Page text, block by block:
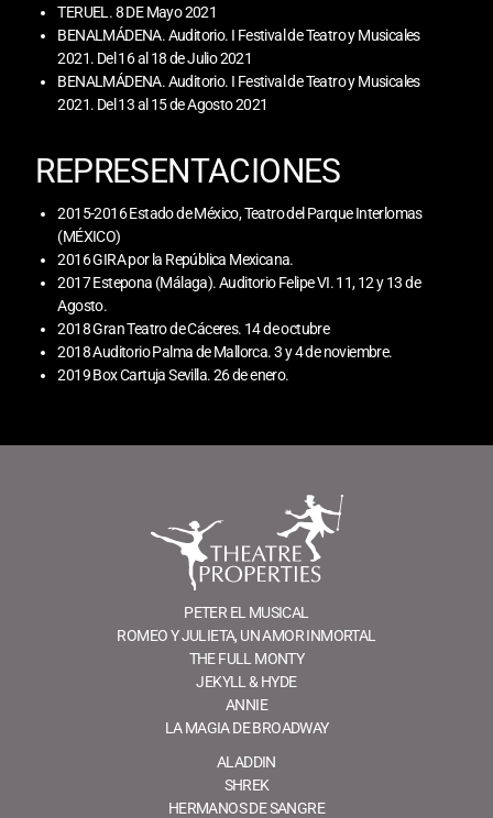
TERUEL. 8 DE Mayo 2021
BENALMÁDENA. Auditorio. I Festival de Teatro y Musicales
2021. Del 16 al 18 de Julio 2021
BENALMÁDENA. Auditorio. I Festival de Teatro y Musicales
2021. Del 13 al 15 de Agosto 2021
REPRESENTACIONES
2015-2016 Estado de México, Teatro del Parque Interlomas
(MÉXICO)
2016 GIRA por la República Mexicana.
2017 Estepona (Málaga). Auditorio Felipe VI. 11, 12 y 13 de
Agosto.
2018 Gran Teatro de Cáceres. 14 de octubre
2018 Auditorio Palma de Mallorca. 3 y 4 de noviembre.
2019 Box Cartuja Sevilla. 26 de enero.
PETER EL MUSICAL
ROMEO Y JULIETA, UN AMOR INMORTAL
THE FULL MONTY
JEKYLL & HYDE
ANNIE
LA MAGIA DE BROADWAY
ALADDIN
SHREK
HERMANOS DE SANGRE